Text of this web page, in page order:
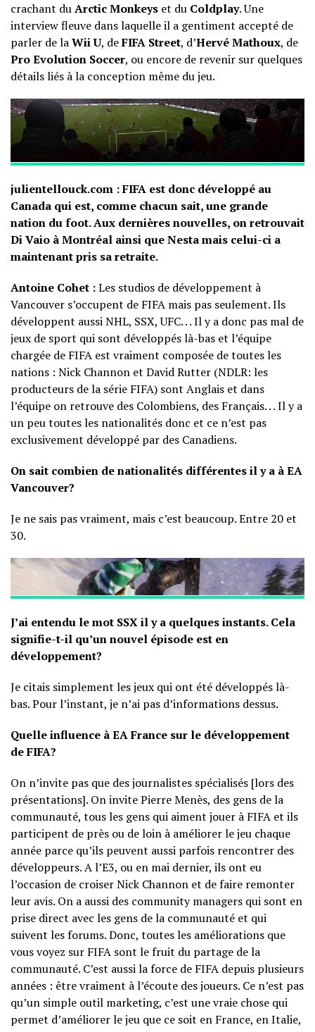
crachant duArctic Monkeys et du Coldplay. Une
interview fleuve dans laquelle il a gentiment accepté de
parler de laWii U, deFIFA Street, d’Hervé Mathoux, de
Pro Evolution Soccer, ou encore de revenir sur quelques
détails liés à la conception même du jeu.
julientellouck.com : FIFA est donc développé au
Canada qui est, comme chacun sait, une grande
nation du foot. Aux dernières nouvelles, on retrouvait
Di Vaio à Montréal ainsi que Nesta mais celui-ci a
maintenant pris sa retraite.
Antoine Cohet :Les studios de développement à
Vancouver s’occupent de FIFA mais pas seulement. Ils
développent aussi NHL, SSX, UFC. . . Il y a donc pas mal de
jeux de sport qui sont développés là-bas et l’équipe
chargée de FIFA est vraiment composée de toutes les
nations : Nick Channon et David Rutter (NDLR: les
producteurs de la série FIFA) sont Anglais et dans
l’équipe on retrouve des Colombiens, des Français. . . Il y a
un peu toutes les nationalités donc et ce n’est pas
exclusivement développé par des Canadiens.
On sait combien de nationalités différentes il y a à EA
Vancouver?
Je ne sais pas vraiment, mais c’est beaucoup. Entre 20 et
30.
J’ai entendu le mot SSX il y a quelques instants. Cela
signifie-t-il qu’un nouvel épisode est en
développement?
Je citais simplement les jeux qui ont été développés là-
bas. Pour l’instant, je n’ai pas d’informations dessus.
Quelle influence à EA France sur le développement
de FIFA?
On n’invite pas que des journalistes spécialisés [lors des
présentations]. On invite Pierre Menès, des gens de la
communauté, tous les gens qui aiment jouer à FIFA et ils
participent de près ou de loin à améliorer le jeu chaque
année parce qu’ils peuvent aussi parfois rencontrer des
développeurs. A l’E3, ou en mai dernier, ils ont eu
l’occasion de croiser Nick Channon et de faire remonter
leur avis. On a aussi des community managers qui sont en
prise direct avec les gens de la communauté et qui
suivent les forums. Donc, toutes les améliorations que
vous voyez sur FIFA sont le fruit du partage de la
communauté. C’est aussi la force de FIFA depuis plusieurs
années : être vraiment à l’écoute des joueurs. Ce n’est pas
qu’un simple outil marketing, c’est une vraie chose qui
permet d’améliorer le jeu que ce soit en France, en Italie,